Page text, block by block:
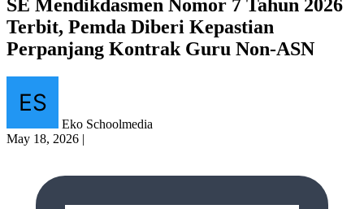
SE Mendikdasmen Nomor 7 Tahun 2026
Terbit, Pemda Diberi Kepastian
Perpanjang Kontrak Guru Non-ASN
Eko Schoolmedia
May 18, 2026 |